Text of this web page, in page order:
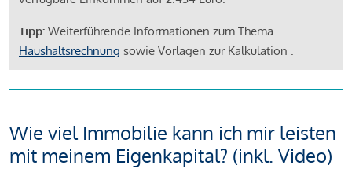
Tipp: Weiterführende Informationen zum Thema
Haushaltsrechnung sowie Vorlagen zur Kalkulation .
Wie viel Immobilie kann ich mir leisten
mit meinem Eigenkapital? (inkl. Video)